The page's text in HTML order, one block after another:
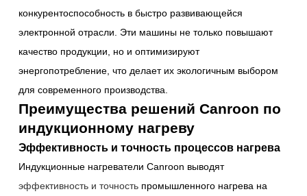
конкурентоспособность в быстро развивающейся
электронной отрасли. Эти машины не только повышают
качество продукции, но и оптимизируют
энергопотребление, что делает их экологичным выбором
для современного производства.
Преимущества решений Canroon по
индукционному нагреву
Эффективность и точность процессов нагрева
Индукционные нагреватели Canroon выводят
эффективность и точность промышленного нагрева на